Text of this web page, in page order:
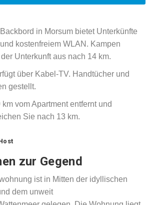
in Morsum bietet Unterkünfte
kostenfreiem WLAN. Kampen
Unterkunft aus nach 14 km.
über Kabel-TV. Handtücher und
gestellt.
vom Apartment entfernt und
Sie nach 13 km.
zur Gegend
ist in Mitten der idyllischen
dem unweit